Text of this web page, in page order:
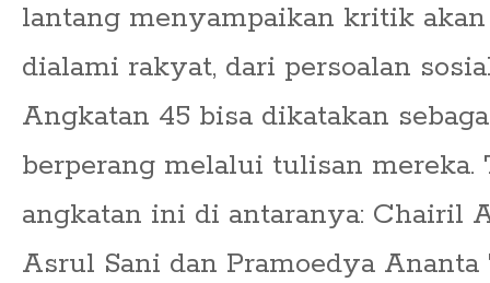
lantang menyampaikan kritik
dialami rakyat, dari persoalan
Angkatan 45 bisa dikatakan
berperang melalui tulisan mereka.
angkatan ini di antaranya: Chairil
Asrul Sani dan Pramoedya Ananta